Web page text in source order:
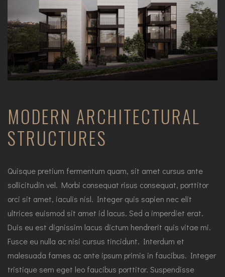
MODERN ARCHITECTURAL
STRUCTURES
Quisque pretium fermentum quam, sit amet cursus ante
sollicitudin vel. Morbi consequat risus consequat, porttitor
orci sit amet, iaculis nisl. Integer quis sapien nec elit
ultrices euismod sit amet id lacus. Sed a imperdiet erat.
Duis eu est dignissim lacus dictum hendrerit quis vitae mi.
Fusce eu nulla ac nisi cursus tincidunt. Interdum et
malesuada fames ac ante ipsum primis in faucibus. Integer
tristique sem eget leo faucibus porttitor. Suspendisse